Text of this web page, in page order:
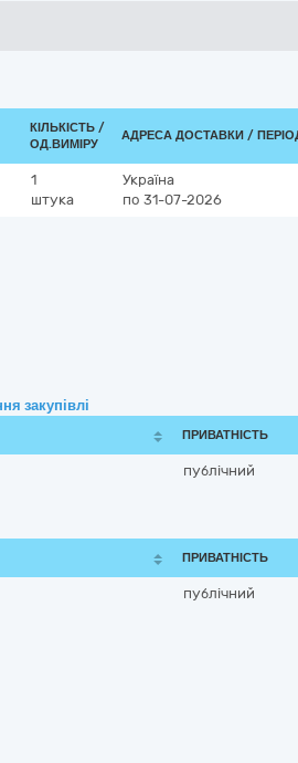
КІЛЬКІСТЬ /
ОД.ВИМІРУ
АДРЕСА ДОСТАВКИ /
1
штука
Україна
по 31-07-2026
закупівлі
ПРИВАТНІСТЬ
публічний
ПРИВАТНІСТЬ
публічний